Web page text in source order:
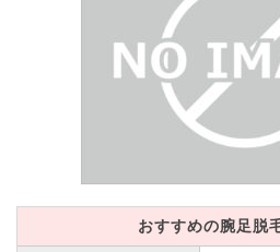
おすすめの腕足脱